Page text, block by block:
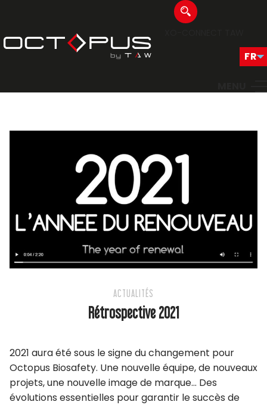
ACTUALITÉS
Rétrospective 2021
2021 aura été sous le signe du changement pour
Octopus Biosafety. Une nouvelle équipe, de nouveaux
projets, une nouvelle image de marque… Des
évolutions essentielles pour garantir le succès de